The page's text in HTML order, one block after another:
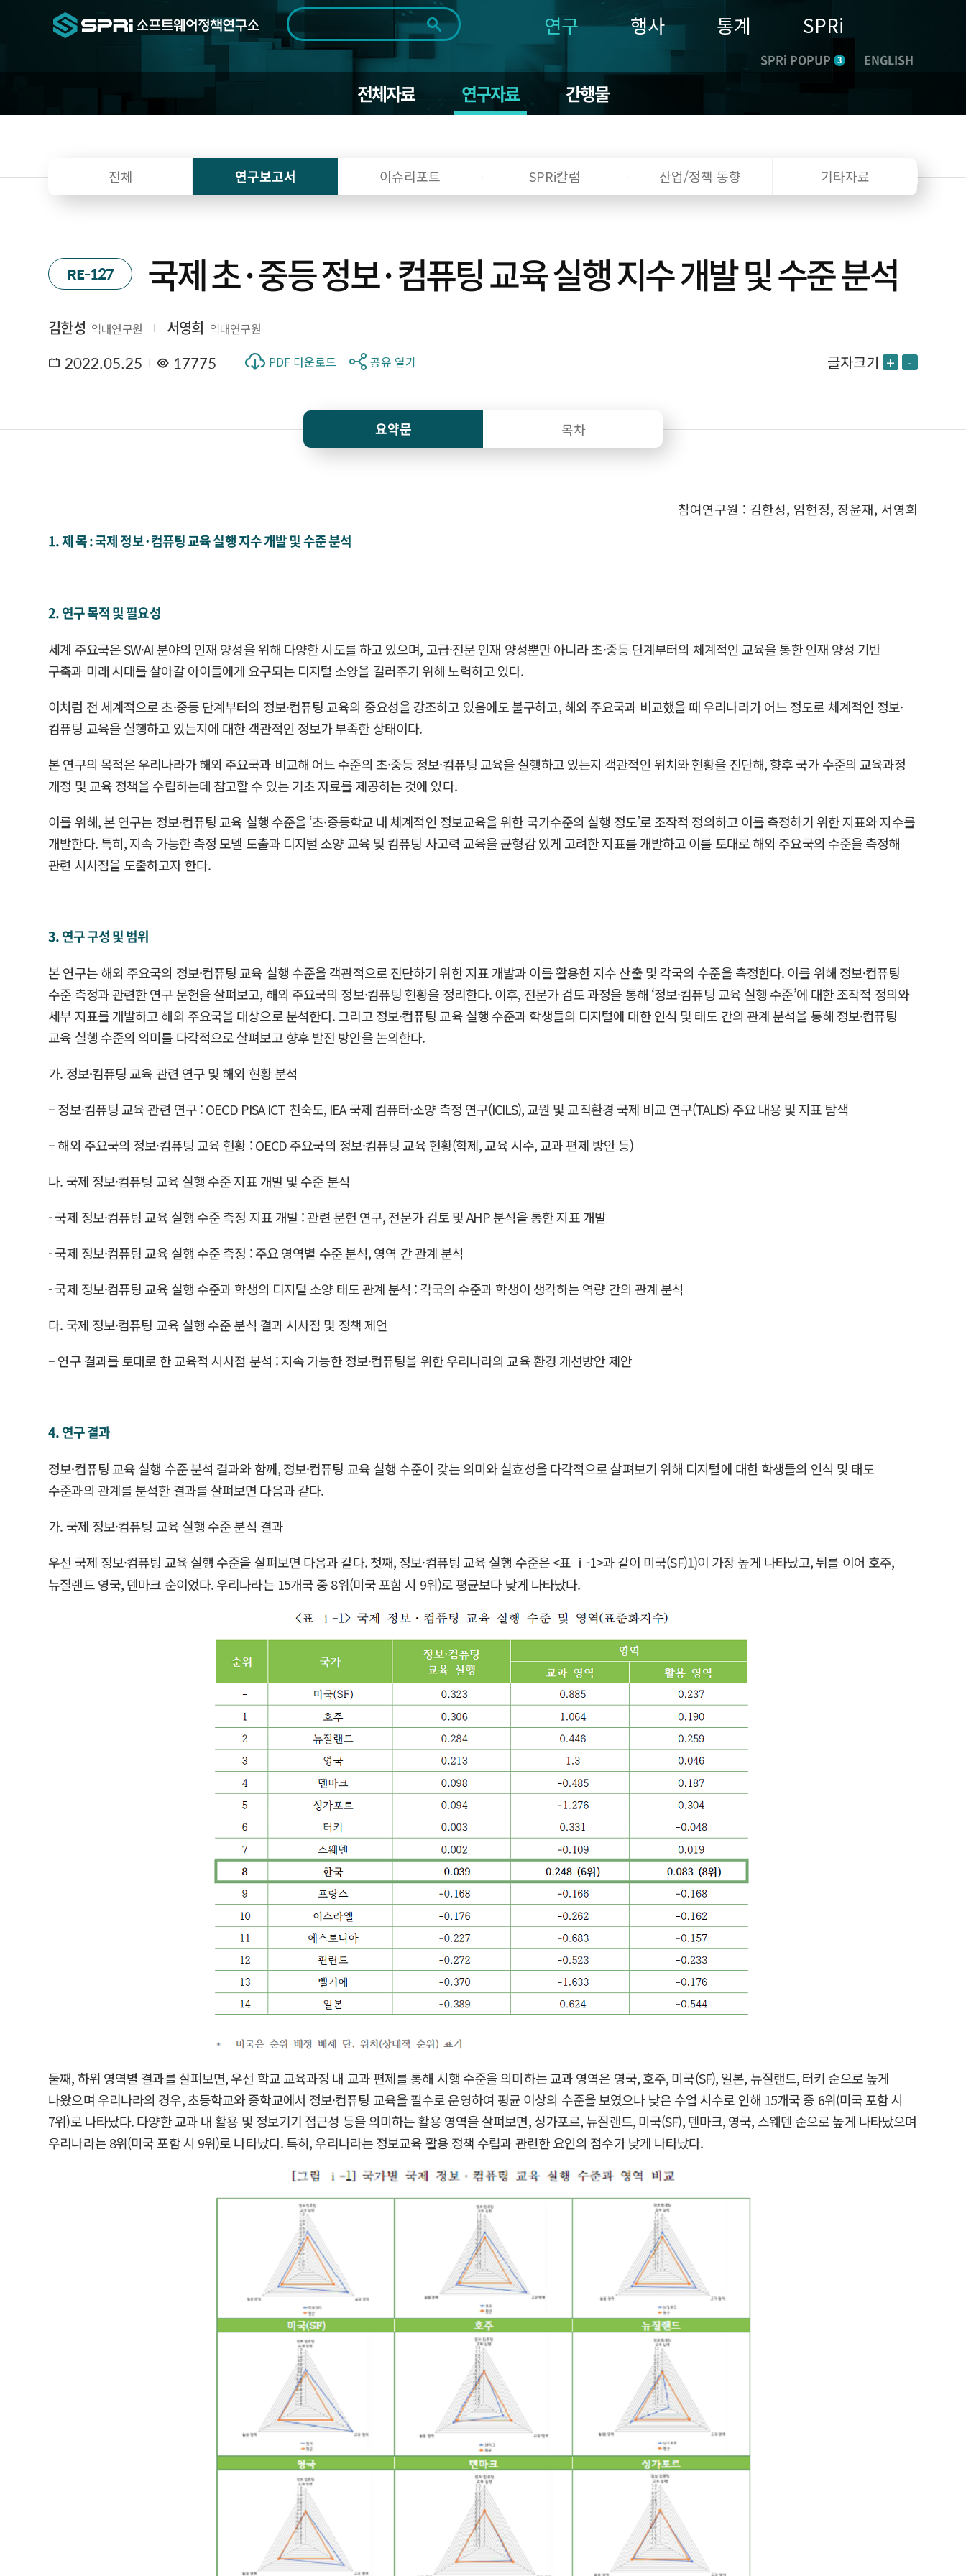
검색범위 전체
기간 전체 1일 1주 1개월 3개월 1년
~
연구 행사 통계 SPRi
SPRi POPUP 3 ENGLISH
전체자료 연구자료 간행물
전체 연구보고서 이슈리포트 SPRi칼럼 산업/정책 동향 기타자료
RE-127 국제 초·중등 정보·컴퓨팅 교육 실행 지수 개발 및 수준 분석
김한성 역대연구원 서영희 역대연구원
2022.05.25 17775 PDF 다운로드 공유 열기 글자크기 + -
요약문 목차
참여연구원 : 김한성, 임현정, 장윤재, 서영희
1. 제 목 : 국제 정보·컴퓨팅 교육 실행 지수 개발 및 수준 분석
2. 연구 목적 및 필요성
세계 주요국은 SW·AI 분야의 인재 양성을 위해 다양한 시도를 하고 있으며, 고급·전문 인재 양성뿐만 아니라 초·중등 단계부터의 체계적인 교육을 통한 인재 양성 기반
구축과 미래 시대를 살아갈 아이들에게 요구되는 디지털 소양을 길러주기 위해 노력하고 있다.
이처럼 전 세계적으로 초·중등 단계부터의 정보·컴퓨팅 교육의 중요성을 강조하고 있음에도 불구하고, 해외 주요국과 비교했을 때 우리나라가 어느 정도로 체계적인 정보·
컴퓨팅 교육을 실행하고 있는지에 대한 객관적인 정보가 부족한 상태이다.
본 연구의 목적은 우리나라가 해외 주요국과 비교해 어느 수준의 초·중등 정보·컴퓨팅 교육을 실행하고 있는지 객관적인 위치와 현황을 진단해, 향후 국가 수준의 교육과정
개정 및 교육 정책을 수립하는데 참고할 수 있는 기초 자료를 제공하는 것에 있다.
이를 위해, 본 연구는 정보·컴퓨팅 교육 실행 수준을 ‘초·중등학교 내 체계적인 정보교육을 위한 국가수준의 실행 정도’로 조작적 정의하고 이를 측정하기 위한 지표와 지수를
개발한다. 특히, 지속 가능한 측정 모델 도출과 디지털 소양 교육 및 컴퓨팅 사고력 교육을 균형감 있게 고려한 지표를 개발하고 이를 토대로 해외 주요국의 수준을 측정해
관련 시사점을 도출하고자 한다.
3. 연구 구성 및 범위
본 연구는 해외 주요국의 정보·컴퓨팅 교육 실행 수준을 객관적으로 진단하기 위한 지표 개발과 이를 활용한 지수 산출 및 각국의 수준을 측정한다. 이를 위해 정보·컴퓨팅
수준 측정과 관련한 연구 문헌을 살펴보고, 해외 주요국의 정보·컴퓨팅 현황을 정리한다. 이후, 전문가 검토 과정을 통해 ‘정보·컴퓨팅 교육 실행 수준’에 대한 조작적 정의와
세부 지표를 개발하고 해외 주요국을 대상으로 분석한다. 그리고 정보·컴퓨팅 교육 실행 수준과 학생들의 디지털에 대한 인식 및 태도 간의 관계 분석을 통해 정보·컴퓨팅
교육 실행 수준의 의미를 다각적으로 살펴보고 향후 발전 방안을 논의한다.
가. 정보·컴퓨팅 교육 관련 연구 및 해외 현황 분석
– 정보·컴퓨팅 교육 관련 연구 : OECD PISA ICT 친숙도, IEA 국제 컴퓨터·소양 측정 연구(ICILS), 교원 및 교직환경 국제 비교 연구(TALIS) 주요 내용 및 지표 탐색
– 해외 주요국의 정보·컴퓨팅 교육 현황 : OECD 주요국의 정보·컴퓨팅 교육 현황(학제, 교육 시수, 교과 편제 방안 등)
나. 국제 정보·컴퓨팅 교육 실행 수준 지표 개발 및 수준 분석
- 국제 정보·컴퓨팅 교육 실행 수준 측정 지표 개발 : 관련 문헌 연구, 전문가 검토 및 AHP 분석을 통한 지표 개발
- 국제 정보·컴퓨팅 교육 실행 수준 측정 : 주요 영역별 수준 분석, 영역 간 관계 분석
- 국제 정보·컴퓨팅 교육 실행 수준과 학생의 디지털 소양 태도 관계 분석 : 각국의 수준과 학생이 생각하는 역량 간의 관계 분석
다. 국제 정보·컴퓨팅 교육 실행 수준 분석 결과 시사점 및 정책 제언
– 연구 결과를 토대로 한 교육적 시사점 분석 : 지속 가능한 정보·컴퓨팅을 위한 우리나라의 교육 환경 개선방안 제안
4. 연구 결과
정보·컴퓨팅 교육 실행 수준 분석 결과와 함께, 정보·컴퓨팅 교육 실행 수준이 갖는 의미와 실효성을 다각적으로 살펴보기 위해 디지털에 대한 학생들의 인식 및 태도
수준과의 관계를 분석한 결과를 살펴보면 다음과 같다.
가. 국제 정보·컴퓨팅 교육 실행 수준 분석 결과
우선 국제 정보·컴퓨팅 교육 실행 수준을 살펴보면 다음과 같다. 첫째, 정보·컴퓨팅 교육 실행 수준은 <표 ⅰ-1>과 같이 미국(SF)1)이 가장 높게 나타났고, 뒤를 이어 호주,
뉴질랜드 영국, 덴마크 순이었다. 우리나라는 15개국 중 8위(미국 포함 시 9위)로 평균보다 낮게 나타났다.
둘째, 하위 영역별 결과를 살펴보면, 우선 학교 교육과정 내 교과 편제를 통해 시행 수준을 의미하는 교과 영역은 영국, 호주, 미국(SF), 일본, 뉴질랜드, 터키 순으로 높게
나왔으며 우리나라의 경우, 초등학교와 중학교에서 정보·컴퓨팅 교육을 필수로 운영하여 평균 이상의 수준을 보였으나 낮은 수업 시수로 인해 15개국 중 6위(미국 포함 시
7위)로 나타났다. 다양한 교과 내 활용 및 정보기기 접근성 등을 의미하는 활용 영역을 살펴보면, 싱가포르, 뉴질랜드, 미국(SF), 덴마크, 영국, 스웨덴 순으로 높게 나타났으며
우리나라는 8위(미국 포함 시 9위)로 나타났다. 특히, 우리나라는 정보교육 활용 정책 수립과 관련한 요인의 점수가 낮게 나타났다.